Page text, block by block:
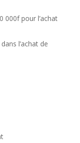
000f pour l’achat
l’achat de